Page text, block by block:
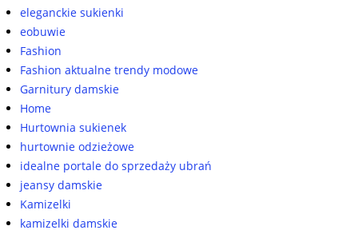
eleganckie sukienki
eobuwie
Fashion
Fashion aktualne trendy modowe
Garnitury damskie
Home
Hurtownia sukienek
hurtownie odzieżowe
idealne portale do sprzedaży ubrań
jeansy damskie
Kamizelki
kamizelki damskie